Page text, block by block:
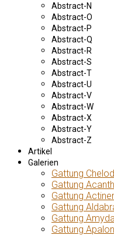
Abstract-N
Abstract-O
Abstract-P
Abstract-Q
Abstract-R
Abstract-S
Abstract-T
Abstract-U
Abstract-V
Abstract-W
Abstract-X
Abstract-Y
Abstract-Z
Artikel
Galerien
Gattung
Gattung
Gattung
Gattung
Gattung
Gattung